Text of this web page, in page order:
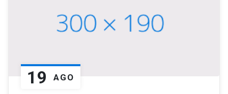
19 AGO